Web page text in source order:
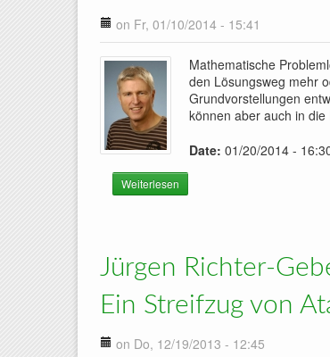
on Fr, 01/10/2014 - 15:41
Mathematische
den Lösungsweg mehr
Grundvorstellungen
können aber auch in
Date: 01/20/2014 -
Weiterlesen
Jürgen Richter-
Ein Streifzug von
on Do, 12/19/2013 - 12:45